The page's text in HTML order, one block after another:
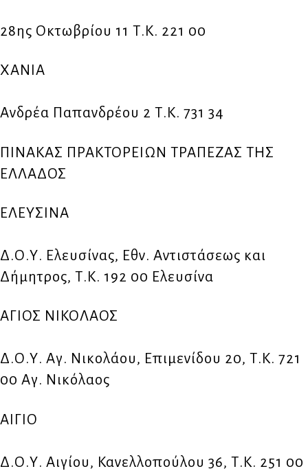
28ης Οκτωβρίου 11 Τ.Κ. 221 00
ΧΑΝΙΑ
Ανδρέα Παπανδρέου 2 Τ.Κ. 731 34
ΠΙΝΑΚΑΣ ΠΡΑΚΤΟΡΕΙΩΝ ΤΡΑΠΕΖΑΣ ΤΗΣ
ΕΛΛΑΔΟΣ
ΕΛΕΥΣΙΝΑ
Δ.Ο.Υ. Ελευσίνας, Εθν. Αντιστάσεως και
Δήμητρος, Τ.Κ. 192 00 Ελευσίνα
ΑΓΙΟΣ ΝΙΚΟΛΑΟΣ
Δ.Ο.Υ. Αγ. Νικολάου, Επιμενίδου 20, Τ.Κ. 721
00 Αγ. Νικόλαος
ΑΙΓΙΟ
Δ.Ο.Υ. Αιγίου, Κανελλοπούλου 36, Τ.Κ. 251 00